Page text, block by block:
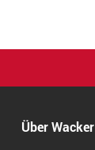
Über Wacker